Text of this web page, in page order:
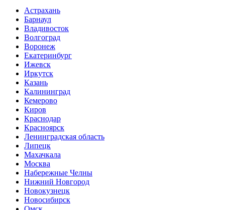
Астрахань
Барнаул
Владивосток
Волгоград
Воронеж
Екатеринбург
Ижевск
Иркутск
Казань
Калининград
Кемерово
Киров
Краснодар
Красноярск
Ленинградская область
Липецк
Махачкала
Москва
Набережные Челны
Нижний Новгород
Новокузнецк
Новосибирск